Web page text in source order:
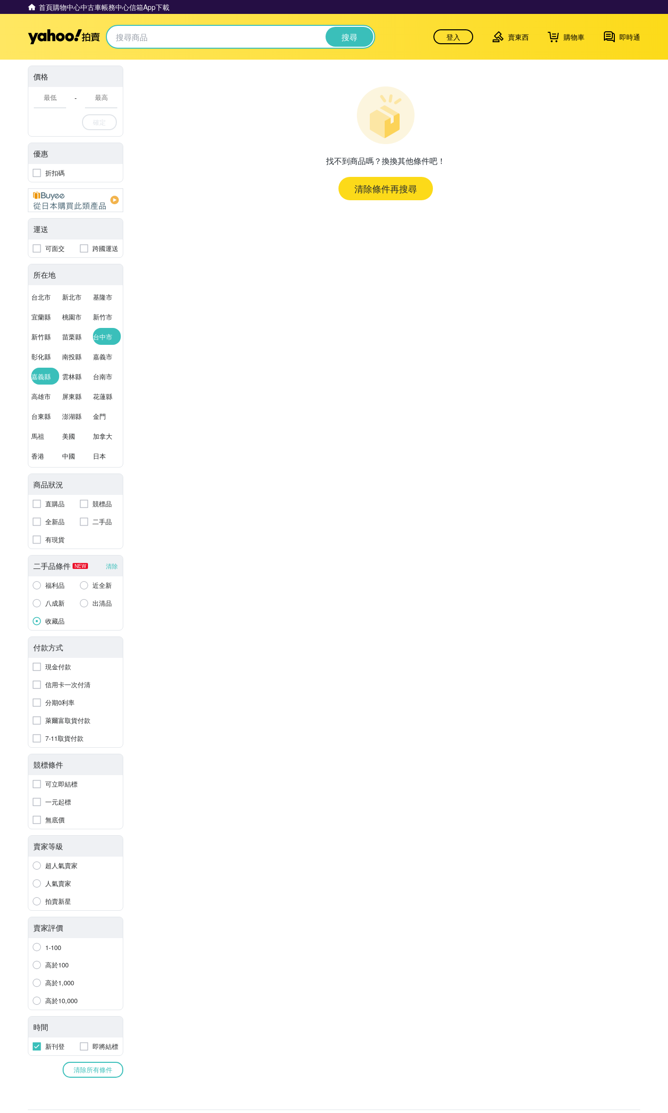
首頁購物中心中古車帳務中心信箱App下載
Yahoo拍賣 搜尋 登入 賣東西 購物車 即時通
價格
-
確定
優惠
折扣碼
運送
可面交 跨國運送
所在地
台北市 新北市 基隆市
宜蘭縣 桃園市 新竹市
新竹縣 苗栗縣 台中市
彰化縣 南投縣 嘉義市
嘉義縣 雲林縣 台南市
高雄市 屏東縣 花蓮縣
台東縣 澎湖縣 金門
馬祖 美國 加拿大
香港 中國 日本
商品狀況
直購品
競標品
全新品
二手品
有現貨
二手品條件 NEW 清除
福利品
近全新
八成新
出清品
收藏品
付款方式
現金付款
信用卡一次付清
分期0利率
萊爾富取貨付款
7-11取貨付款
競標條件
可立即結標
一元起標
無底價
賣家等級
超人氣賣家
人氣賣家
拍賣新星
賣家評價
1-100
高於100
高於1,000
高於10,000
時間
新刊登 即將結標
清除所有條件
找不到商品嗎？換換其他條件吧！
清除條件再搜尋